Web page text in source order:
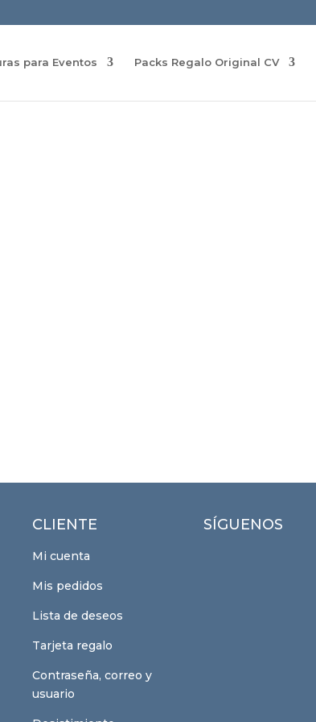
para Eventos Packs Regalo Original CV
CLIENTE
Mi cuenta
Mis pedidos
Lista de deseos
Tarjeta regalo
Contraseña, correo y
usuario
SÍGUENOS